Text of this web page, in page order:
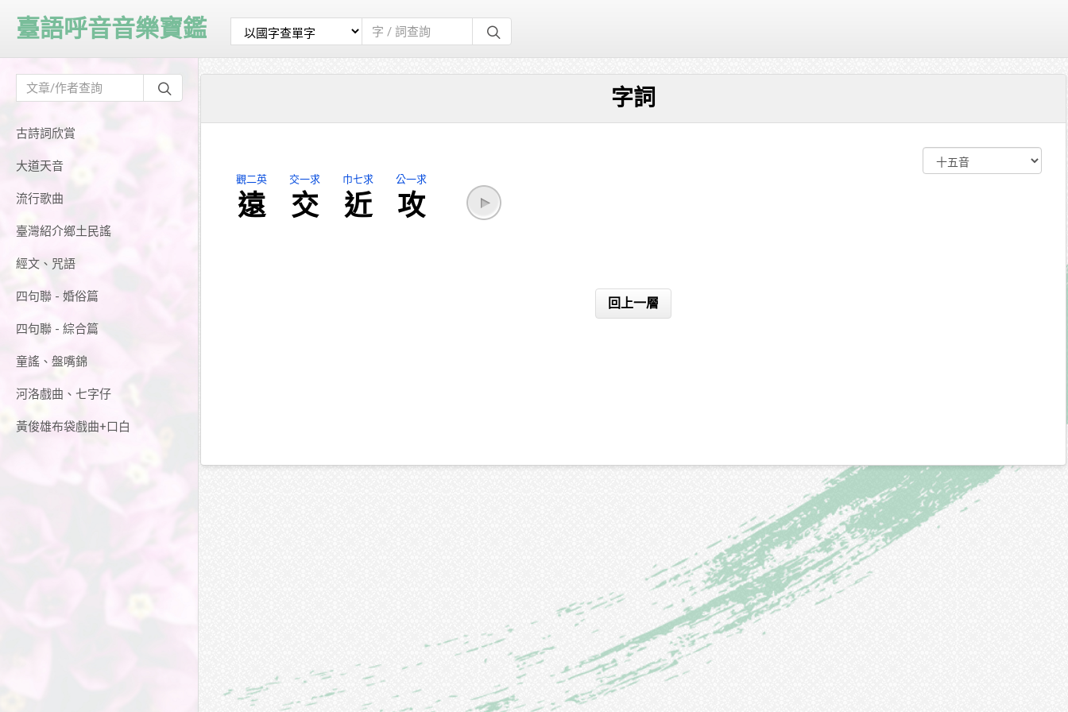
古詩詞欣賞
大道天音
流行歌曲
臺灣紹介鄉土民謠
經文、咒語
四句聯 - 婚俗篇
四句聯 - 綜合篇
童謠、盤嘴錦
河洛戲曲、七字仔
黃俊雄布袋戲曲+口白
臺語呼音音樂寶鑑
字詞
觀二英
遠
交一求
交
巾七求
近
公一求
攻
回上一層